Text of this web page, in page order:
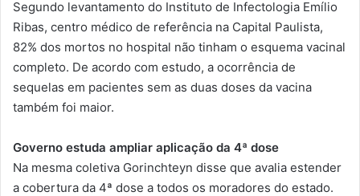
Segundo levantamento do Instituto de Infectologia Emílio
Ribas, centro médico de referência na Capital Paulista,
82% dos mortos no hospital não tinham o esquema vacinal
completo. De acordo com estudo, a ocorrência de
sequelas em pacientes sem as duas doses da vacina
também foi maior.
Governo estuda ampliar aplicação da 4ª dose
Na mesma coletiva Gorinchteyn disse que avalia estender
a cobertura da 4ª dose a todos os moradores do estado.